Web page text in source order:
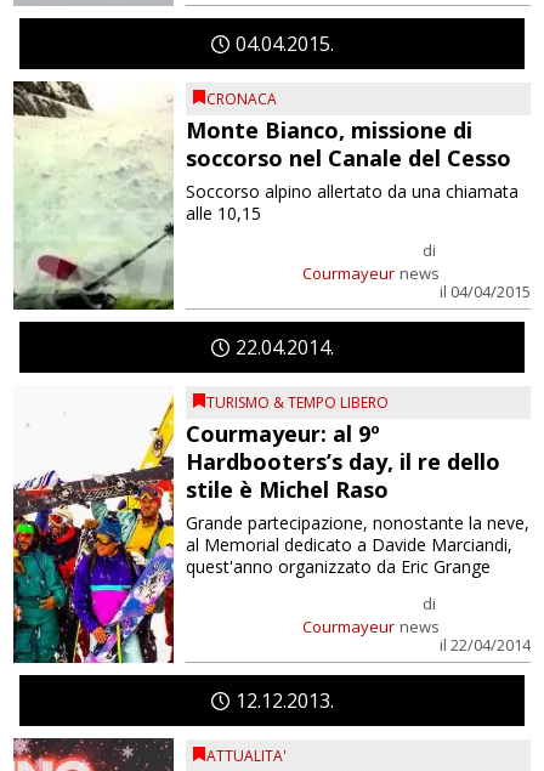
0404 2015
CRONACA
Monte Bianco, missione di
soccorso nel Canale del Cesso
Courmayeur
di
news
il 04/04/2015
Soccorso alpino allertato da una chiamata
alle 10,15
2204 2014
TURISMO & TEMPO LIBERO
Courmayeur: al 9º
Hardbooters’s day, il re dello
stile è Michel Raso
Courmayeur
di
news
il 22/04/2014
Grande partecipazione, nonostante la neve,
al Memorial dedicato a Davide Marciandi,
quest'anno organizzato da Eric Grange
12 12 2013
ATTUALITA'